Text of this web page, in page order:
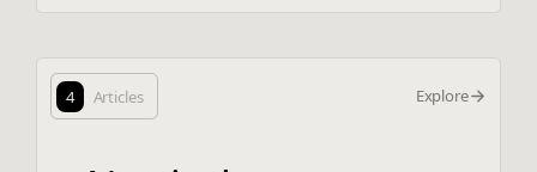
4 Articles Explore